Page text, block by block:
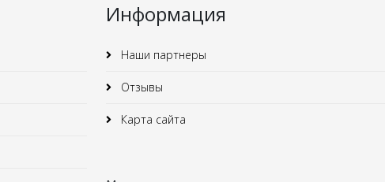
Информация
Наши партнеры
Отзывы
Карта сайта